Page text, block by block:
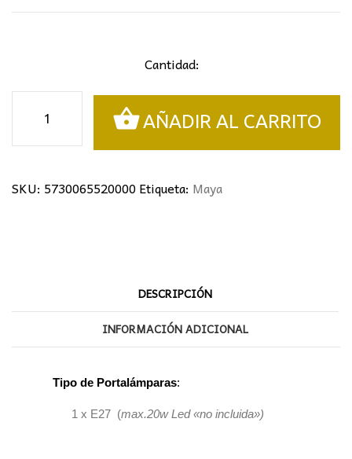
Cantidad:
EXTERIOR
MAYA
cantidad
AÑADIR AL CARRITO
SKU: 5730065520000Etiqueta: Maya
DESCRIPCIÓN
INFORMACIÓN ADICIONAL
Tipo de Portalámparas:
1 x E27 (max.20w Led «no incluida»)